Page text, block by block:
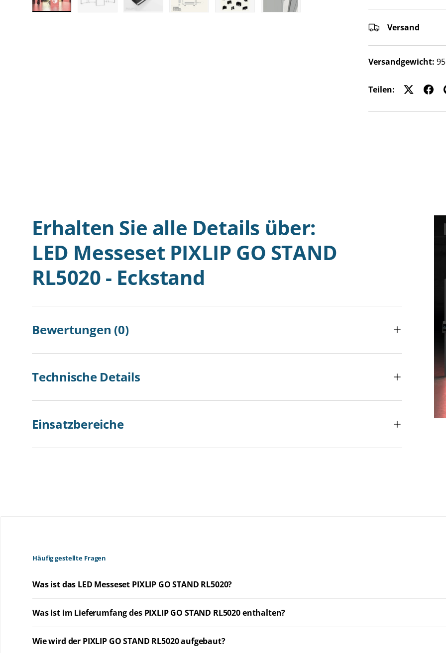
Versand
Versandgewicht:
Teilen:
Erhalten Sie alle Details über:
LED Messeset PIXLIP GO STAND
RL5020 - Eckstand
Bewertungen (0)
Technische Details
Einsatzbereiche
Häufig gestellte Fragen
Was ist das LED Messeset PIXLIP GO STAND RL5020?
Was ist im Lieferumfang des PIXLIP GO STAND RL5020 enthalten?
Wie wird der PIXLIP GO STAND RL5020 aufgebaut?